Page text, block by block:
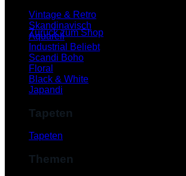
Es befinden sich keine Produkte im
Zurück zum Shop
Vintage & Retro
Skandinavisch
Aquarell
Industrial
Scandi Boho
Floral
Black & White
Japandi
Tapeten
Tapeten
Themen